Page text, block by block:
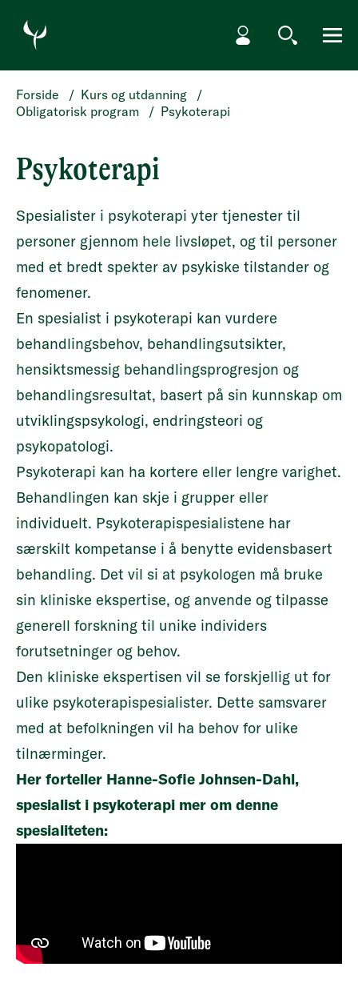
HOPP TIL HOVEDINNHOLD
Min side
Søk Meny
Forside / Kurs og utdanning
/
Obligatorisk program
/ Psykoterapi
Psykoterapi
Spesialister i psykoterapi yter tjenester til
personer gjennom hele livsløpet, og til personer
med et bredt spekter av psykiske tilstander og
fenomener.
En spesialist i psykoterapi kan vurdere
behandlingsbehov, behandlingsutsikter,
hensiktsmessig behandlingsprogresjon og
behandlingsresultat, basert på sin kunnskap om
utviklingspsykologi, endringsteori og
psykopatologi.
Psykoterapi kan ha kortere eller lengre varighet.
Behandlingen kan skje i grupper eller
individuelt. Psykoterapispesialistene har
særskilt kompetanse i å benytte evidensbasert
behandling. Det vil si at psykologen må bruke
sin kliniske ekspertise, og anvende og tilpasse
generell forskning til unike individers
forutsetninger og behov.
Den kliniske ekspertisen vil se forskjellig ut for
ulike psykoterapispesialister. Dette samsvarer
med at befolkningen vil ha behov for ulike
tilnærminger.
Her forteller Hanne-Sofie Johnsen-Dahl,
spesialist i psykoterapi mer om denne
spesialiteten: